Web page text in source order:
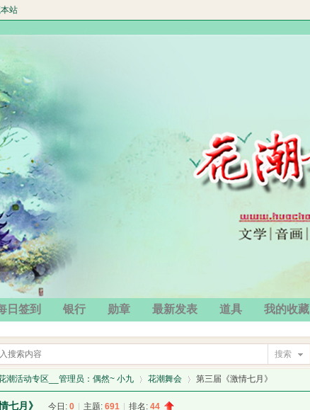
站
日签到 银行 勋章 最新发表 道具 我的收藏
搜索
潮活动专区__管理员：偶然~ 小九 花潮舞会 第三届《激情七月》
七月》 今日: 0 主题: 691 排名: 44